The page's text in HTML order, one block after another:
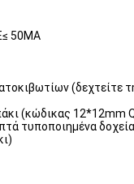
50MA
(δεχτείτε
(κώδικας 12*12mm
τυποποιημένα δοχεία.